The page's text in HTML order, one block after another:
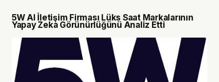
5W AI İletişim Firması Lüks Saat Markalarının
Yapay Zeka Görünürlüğünü Analiz Etti